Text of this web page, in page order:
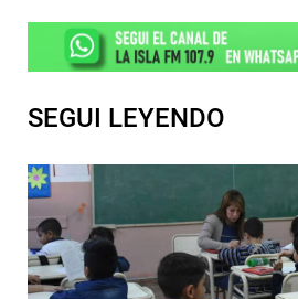
SEGUI LEYENDO